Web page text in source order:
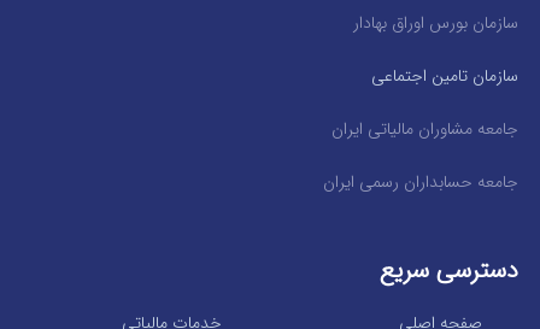
سازمان بورس اوراق بهادار
سازمان تامین اجتماعی
جامعه مشاوران مالیاتی ایران
جامعه حسابداران رسمی ایران
دسترسی سریع
خدمات مالیاتی صفحه اصلی